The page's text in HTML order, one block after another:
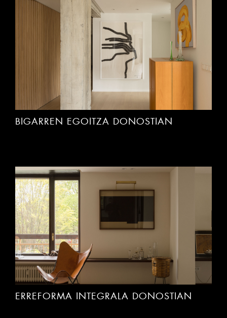
BIGARREN EGOITZA DONOSTIAN
ERREFORMA INTEGRALA DONOSTIAN